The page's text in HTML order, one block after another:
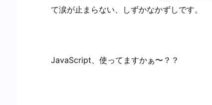
て涙が止まらない、しずかなかずしです。
JavaScript、使ってますかぁ〜？？